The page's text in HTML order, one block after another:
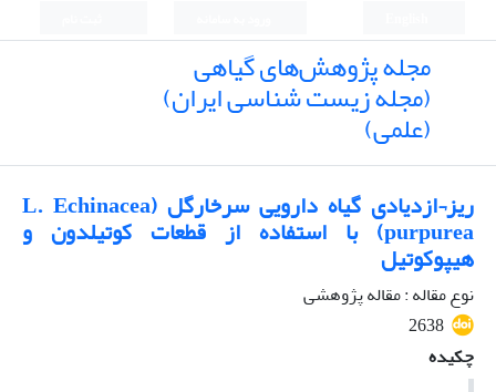
مجله پژوهش‌های گیاهی
(مجله زیست شناسی ایران)
(علمی)
ریز¬ازدیادی گیاه دارویی سرخارگل (L. Echinacea
purpurea) با استفاده از قطعات کوتیلدون و
هیپوکوتیل
نوع مقاله : مقاله پژوهشی
2638
چکیده